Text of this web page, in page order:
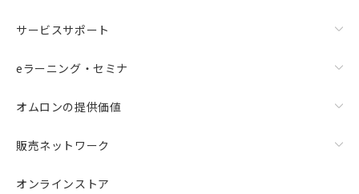
サービスサポート
eラーニング・セミナ
オムロンの提供価値
販売ネットワーク
オンラインストア